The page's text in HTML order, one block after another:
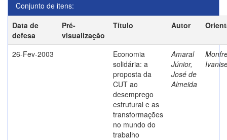
Conjunto de itens:
Data de
defesa
Pré-
visualização
Título Autor
26-Fev-2003
Economia
solidária: a
proposta da
CUT ao
desemprego
estrutural e as
transformações
no mundo do
trabalho
Amaral
Júnior,
José de
Almeida